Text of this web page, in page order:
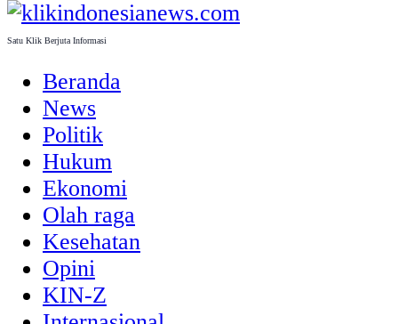
Satu Klik Berjuta Informasi
Beranda
News
Politik
Hukum
Ekonomi
Olah raga
Kesehatan
Opini
KIN-Z